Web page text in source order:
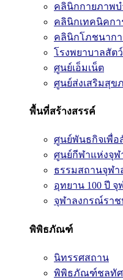
คลินิกกายภาพ
คลินิกเทคนิคก
คลินิกโภชนาก
โรงพยาบาลสัต
ศูนย์เอ็มเน็ต
ศูนย์ส่งเสริมสุข
พื้นที่สร้างสรรค์
ศูนย์พันธกิจเพื่อ
ศูนย์กีฬาแห่งจุ
ธรรมสถานจุฬ
อุทยาน 100 ปี จุ
จุฬาลงกรณ์รา
พิพิธภัณฑ์
นิทรรศสถาน
พิพิธภัณฑ์ชลทั